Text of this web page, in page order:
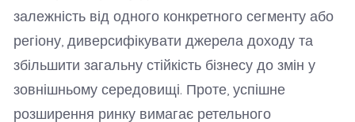
залежність від одного конкретного сегменту або
регіону, диверсифікувати джерела доходу та
збільшити загальну стійкість бізнесу до змін у
зовнішньому середовищі. Проте, успішне
розширення ринку вимагає ретельного